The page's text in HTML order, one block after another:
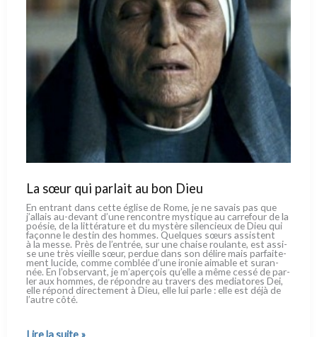
La sœur qui parlait au bon Dieu
En entrant dans cet­te égli­se de Rome, je ne savais pas que
j’allais au-devant d’une ren­con­tre mysti­que au car­re­four de la
poé­sie, de la lit­té­ra­tu­re et du mystè­re silen­cieux de Dieu qui
façon­ne le destin des hom­mes. Quelques sœurs assi­stent
à la mes­se. Près de l’entrée, sur une chai­se rou­lan­te, est assi­
se une très vieil­le sœur, per­due dans son déli­re mais par­fai­te­
ment luci­de, com­me com­blée d’une iro­nie aima­ble et suran­
née. En l’observant, je m’aperçois qu’elle a même ces­sé de par­
ler aux hom­mes, de répon­dre au tra­vers des media­to­res Dei,
elle répond direc­te­ment à Dieu, elle lui par­le : elle est déjà de
l’autre côté.
La